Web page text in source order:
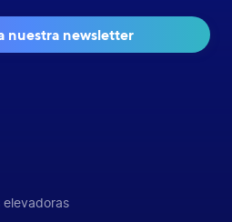
nuestra newsletter
elevadoras